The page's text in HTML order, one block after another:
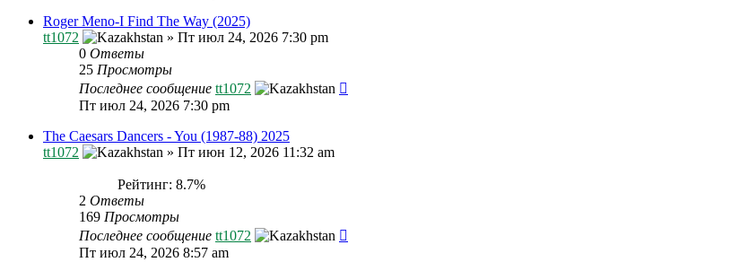
Roger Meno-I Find The Way (2025)
tt1072
» Пт июл 24, 2026 7:30 pm
0 Ответы
25 Просмотры
Последнее сообщение tt1072
Пт июл 24, 2026 7:30 pm
The Caesars Dancers - You (1987-88) 2025
tt1072
» Пт июн 12, 2026 11:32 am
Рейтинг: 8.7%
2 Ответы
169 Просмотры
Последнее сообщение tt1072
Пт июл 24, 2026 8:57 am